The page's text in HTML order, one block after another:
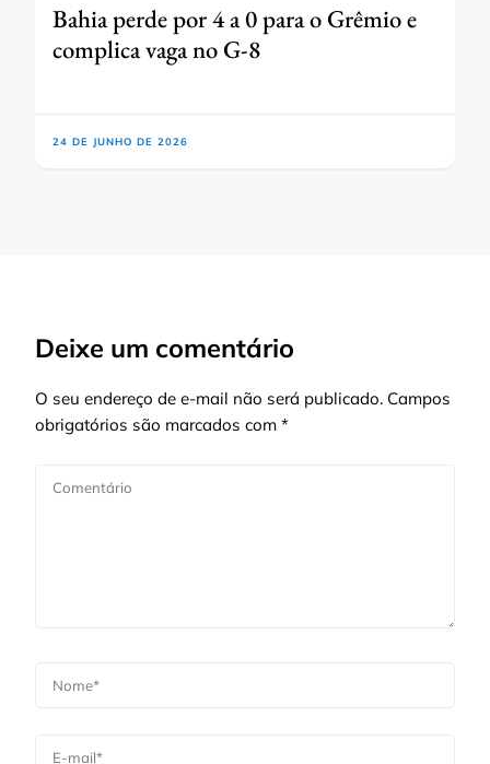
Bahia perde por 4 a 0 para o Grêmio e
complica vaga no G-8
24 DE JUNHO DE 2026
Deixe um comentário
O seu endereço de e-mail não será publicado. Campos
obrigatórios são marcados com *